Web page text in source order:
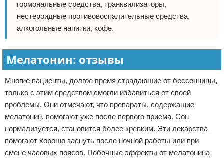
гормональные средства, транквилизаторы,
нестероидные противовоспалительные средства,
алкогольные напитки, кофе.
Мелатонин: отзывы
Многие пациенты, долгое время страдающие от бессонницы,
только с этим средством смогли избавиться от своей
проблемы. Они отмечают, что препараты, содержащие
мелатонин, помогают уже после первого приема. Сон
нормализуется, становится более крепким. Эти лекарства
помогают хорошо заснуть после ночной работы или при
смене часовых поясов. Побочные эффекты от мелатонина